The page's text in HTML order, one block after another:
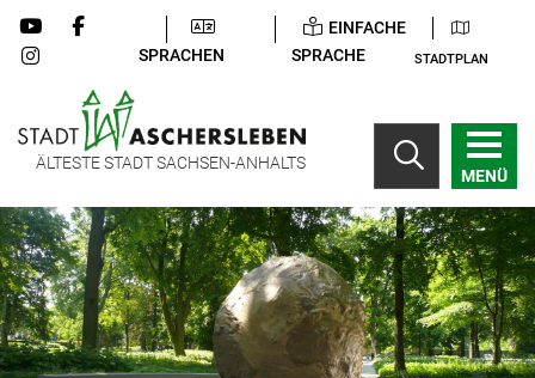
SPRACHEN
EINFACHE
SPRACHE
STADTPLAN
ÄLTESTE STADT SACHSEN-ANHALTS
MENÜ